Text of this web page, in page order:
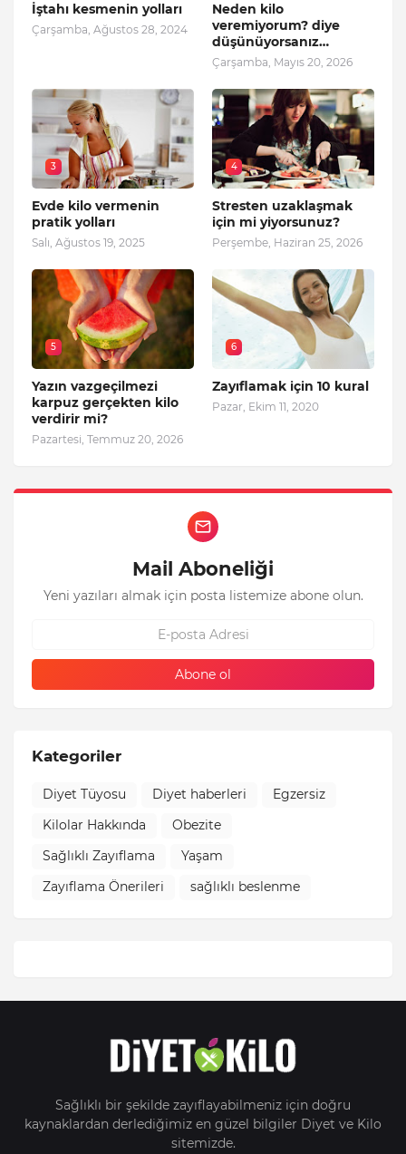
İştahı kesmenin yolları
Çarşamba, Ağustos 28, 2024
Neden kilo
veremiyorum? diye
düşünüyorsanız…
Çarşamba, Mayıs 20, 2026
3
Evde kilo vermenin
pratik yolları
Salı, Ağustos 19, 2025
4
Stresten uzaklaşmak
için mi yiyorsunuz?
Perşembe, Haziran 25, 2026
5
Yazın vazgeçilmezi
karpuz gerçekten kilo
verdirir mi?
Pazartesi, Temmuz 20, 2026
6
Zayıflamak için 10 kural
Pazar, Ekim 11, 2020
Mail Aboneliği
Yeni yazıları almak için posta listemize abone olun.
Kategoriler
Diyet Tüyosu Diyet haberleri
Egzersiz
Kilolar Hakkında
Obezite
Sağlıklı Zayıflama
Yaşam
Zayıflama Önerileri
sağlıklı beslenme
Sağlıklı bir şekilde zayıflayabilmeniz için doğru
kaynaklardan derlediğimiz en güzel bilgiler Diyet ve Kilo
sitemizde.